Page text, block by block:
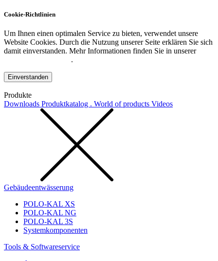
Cookie-Richtlinien
Um Ihnen einen optimalen Service zu bieten, verwendet unsere
Website Cookies. Durch die Nutzung unserer Seite erklären Sie sich
damit einverstanden. Mehr Informationen finden Sie in unserer
.
Einverstanden
Produkte
Downloads Produktkatalog . World of products Videos
Gebäudeentwässerung
POLO-KAL XS
POLO-KAL NG
POLO-KAL 3S
Systemkomponenten
Tools & Softwareservice